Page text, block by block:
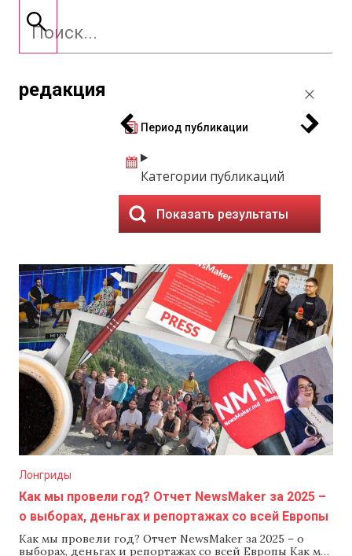
редакция
Период публикации
Категории публикаций
Показать результаты
Лонгриды
Как мы провели год? Отчет NewsMaker за 2025 –
о выборах, деньгах и репортажах со всей Европы
Как мы провели год? Отчет NewsMaker за 2025 – о
выборах, деньгах и репортажах со всей Европы Как мы